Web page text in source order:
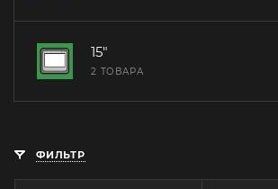
15"
2 ТОВАРА
ФИЛЬТР